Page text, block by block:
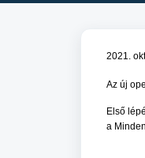
2021.
Az új
Első
a